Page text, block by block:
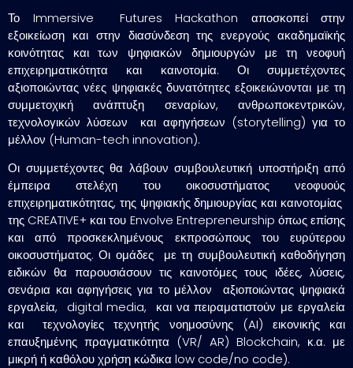
Το Immersive Futures Hackathon αποσκοπεί στην
εξοικείωση και στην διασύνδεση της ενεργούς ακαδημαϊκής
κοινότητας και των ψηφιακών δημιουργών με τη νεοφυή
επιχειρηματικότητα και καινοτομία. Οι συμμετέχοντες
αξιοποιώντας νέες ψηφιακές δυνατότητες εξοικειώνονται με τη
συμμετοχική ανάπτυξη σεναρίων, ανθρωποκεντρικών,
τεχνολογικών λύσεων και αφηγήσεων (storytelling) για το
μέλλον (Human-tech innovation).
Οι συμμετέχοντες θα λάβουν συμβουλευτική υποστήριξη από
έμπειρα στελέχη του οικοσυστήματος νεοφυούς
επιχειρηματικότητας, της ψηφιακής δημιουργίας και καινοτομίας
της CREATIVE+ και του Envolve Entrepreneurship όπως επίσης
και από προσκεκλημένους εκπροσώπους του ευρύτερου
οικοσυστήματος. Οι ομάδες με τη συμβουλευτική καθοδήγηση
ειδικών θα παρουσιάσουν τις καινοτόμες τους ιδέες, λύσεις,
σενάρια και αφηγήσεις για το μέλλον αξιοποιώντας ψηφιακά
εργαλεία, digital media, και να πειραματιστούν με εργαλεία
και τεχνολογίες τεχνητής νοημοσύνης (AI) εικονικής και
επαυξημένης πραγματικότητα (VR/ AR) Blockchain, κ.α. με
μικρή ή καθόλου χρήση κώδικα low code/no code).